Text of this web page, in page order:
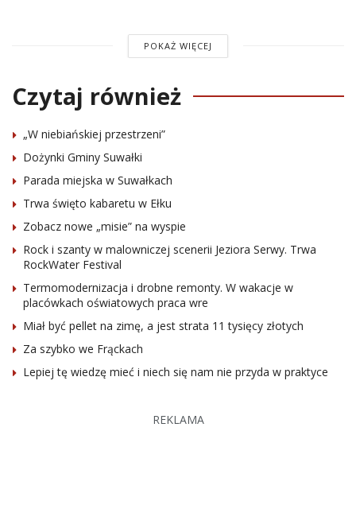
POKAŻ WIĘCEJ
Czytaj również
„W niebiańskiej przestrzeni”
Dożynki Gminy Suwałki
Parada miejska w Suwałkach
Trwa święto kabaretu w Ełku
Zobacz nowe „misie” na wyspie
Rock i szanty w malowniczej scenerii Jeziora Serwy. Trwa
RockWater Festival
Termomodernizacja i drobne remonty. W wakacje w
placówkach oświatowych praca wre
Miał być pellet na zimę, a jest strata 11 tysięcy złotych
Za szybko we Frąckach
Lepiej tę wiedzę mieć i niech się nam nie przyda w praktyce
REKLAMA